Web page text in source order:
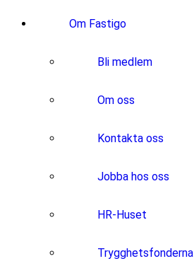
Om Fastigo
Bli medlem
Om oss
Kontakta oss
Jobba hos oss
HR-Huset
Trygghetsfonderna